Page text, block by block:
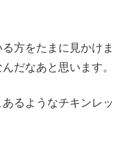
方をたまに見かけま
だなあと思います。
るようなチキンレッ